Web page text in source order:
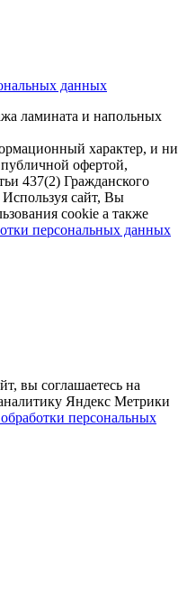
данных
ламината и напольных
характер, и ни
офертой,
437(2) Гражданского
сайт, Вы
cookie а также
персональных данных
вы соглашаетесь на
Яндекс Метрики
персональных